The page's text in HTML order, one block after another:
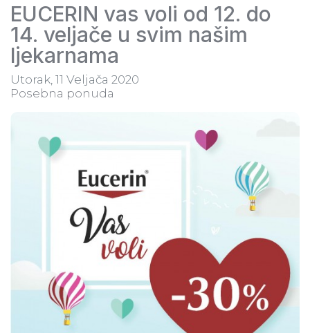
EUCERIN vas voli od 12. do
14. veljače u svim našim
ljekarnama
Utorak, 11 Veljača 2020
Posebna ponuda